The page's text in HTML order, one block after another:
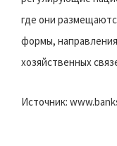
где они
формы,
хозяйственных
Источник: